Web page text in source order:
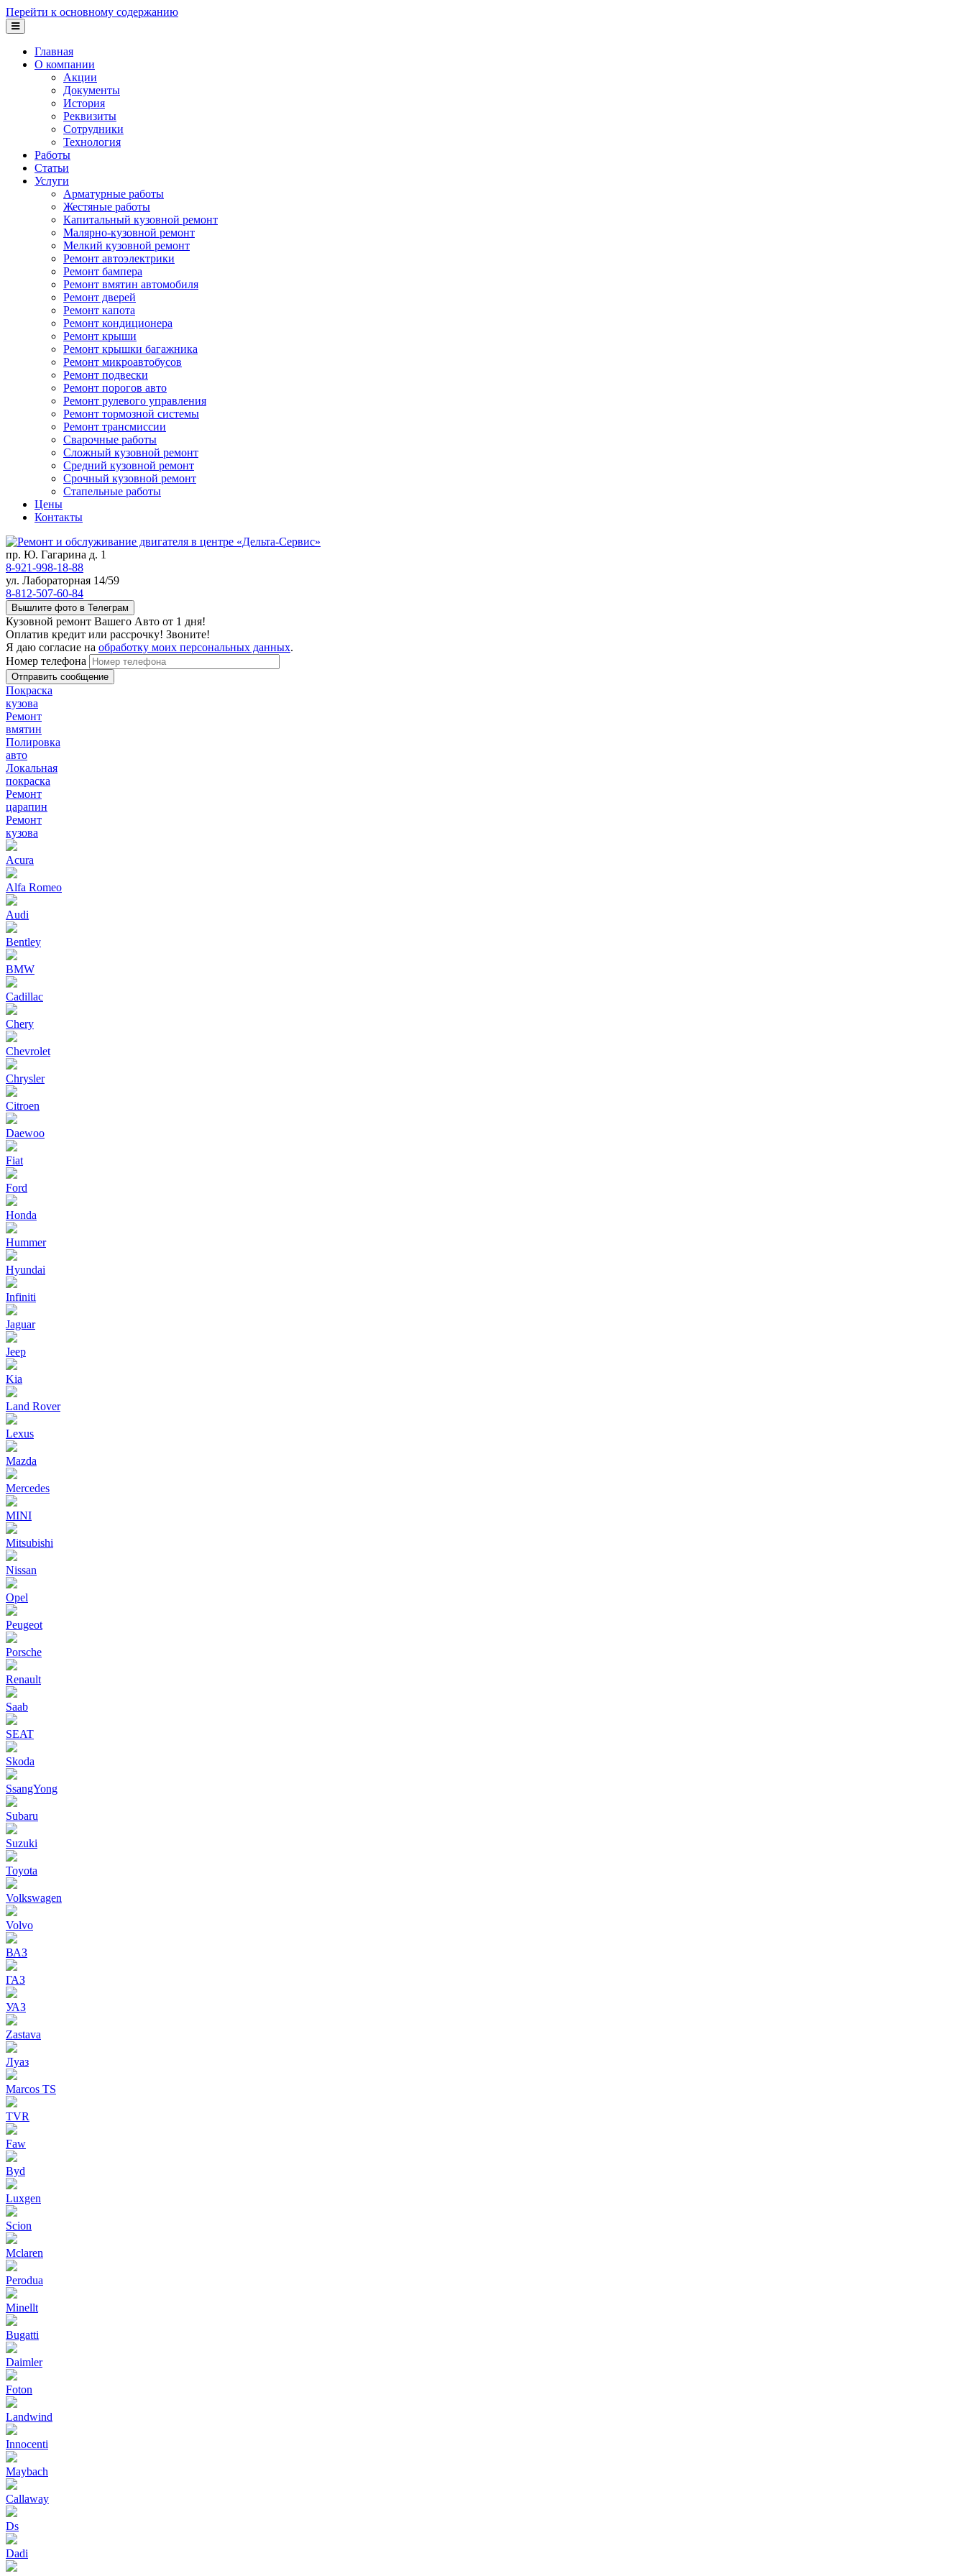
Перейти к основному содержанию
Главная
О компании
Акции
Документы
История
Реквизиты
Сотрудники
Технология
Работы
Статьи
Услуги
Арматурные работы
Жестяные работы
Капитальный кузовной ремонт
Малярно-кузовной ремонт
Мелкий кузовной ремонт
Ремонт автоэлектрики
Ремонт бампера
Ремонт вмятин автомобиля
Ремонт дверей
Ремонт капота
Ремонт кондиционера
Ремонт крыши
Ремонт крышки багажника
Ремонт микроавтобусов
Ремонт подвески
Ремонт порогов авто
Ремонт рулевого управления
Ремонт тормозной системы
Ремонт трансмиссии
Сварочные работы
Сложный кузовной ремонт
Средний кузовной ремонт
Срочный кузовной ремонт
Стапельные работы
Цены
Контакты
пр. Ю. Гагарина д. 1
8-921-998-18-88
ул. Лабораторная 14/59
8-812-507-60-84
Вышлите фото в Телеграм
Кузовной ремонт Вашего Авто от 1 дня!
Оплатив кредит или рассрочку! Звоните!
Я даю согласие на обработку моих персональных данных.
Номер телефона
Покраска
кузова
Ремонт
вмятин
Полировка
авто
Локальная
покраска
Ремонт
царапин
Ремонт
кузова
Acura
Alfa Romeo
Audi
Bentley
BMW
Cadillac
Chery
Chevrolet
Chrysler
Citroen
Daewoo
Fiat
Ford
Honda
Hummer
Hyundai
Infiniti
Jaguar
Jeep
Kia
Land Rover
Lexus
Mazda
Mercedes
MINI
Mitsubishi
Nissan
Opel
Peugeot
Porsche
Renault
Saab
SEAT
Skoda
SsangYong
Subaru
Suzuki
Toyota
Volkswagen
Volvo
ВАЗ
ГАЗ
УАЗ
Zastava
Луаз
Marcos TS
TVR
Faw
Byd
Luxgen
Scion
Mclaren
Perodua
Minellt
Bugatti
Daimler
Foton
Landwind
Innocenti
Maybach
Callaway
Ds
Dadi